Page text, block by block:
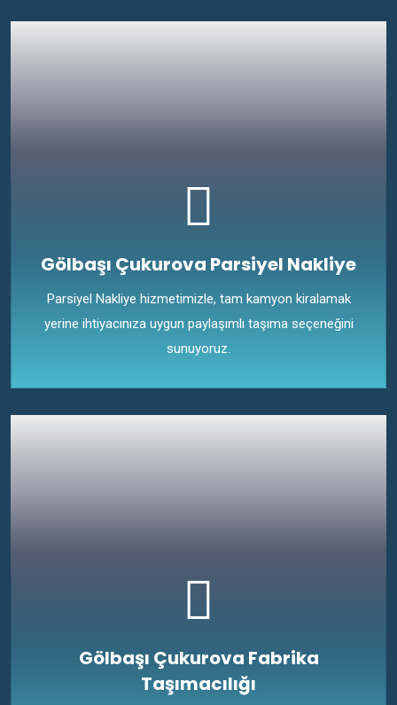
Gölbaşı Çukurova Parsiyel Nakliye
Parsiyel Nakliye hizmetimizle, tam kamyon kiralamak
yerine ihtiyacınıza uygun paylaşımlı taşıma seçeneğini
sunuyoruz.
Gölbaşı Çukurova Fabrika
Taşımacılığı